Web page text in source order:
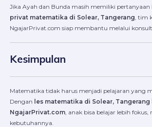
Jika Ayah dan Bunda masih memiliki pertanyaan
privat matematika di Solear, Tangerang , tim
NgajarPrivat.com siap membantu melalui
Kesimpulan
Matematika tidak harus menjadi pelajaran yang
Dengan les matematika di Solear, Tangerang
NgajarPrivat.com , anak bisa belajar lebih
kebutuhannya.